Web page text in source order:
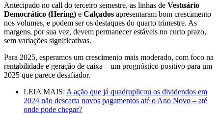
Antecipado no call do terceiro semestre, as linhas de Vestuário
Democrático (Hering) e Calçados apresentaram bom crescimento
nos volumes, e podem ser os destaques do quarto trimestre. As
margens, por sua vez, devem permanecer estáveis no curto prazo,
sem variações significativas.
Para 2025, esperamos um crescimento mais moderado, com foco na
rentabilidade e geração de caixa – um prognóstico positivo para um
2025 que parece desafiador.
LEIA MAIS: A ação que já quadruplicou os dividendos em
2024 não descarta novos pagamentos até o Ano Novo – até
onde pode chegar?